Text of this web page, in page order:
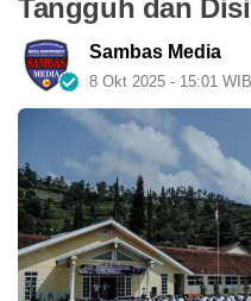
Tangguh dan
Sambas Media
8 Okt 2025 - 15:01 WIB